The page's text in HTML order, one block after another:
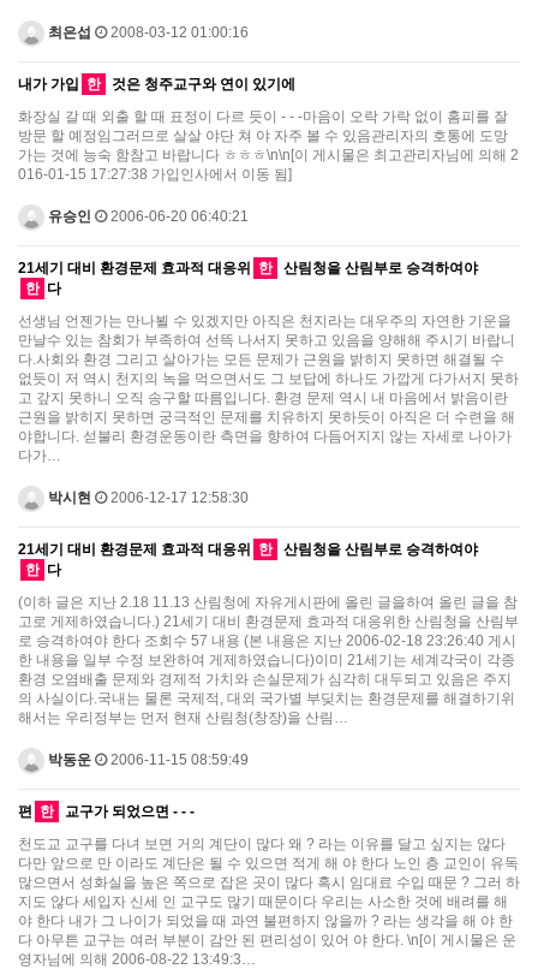
최은섭 2008-03-12 01:00:16
내가 가입 한
것은 청주교구와 연이 있기에
화장실 갈 때 외출 할 때 표정이 다르 듯이 - - -마음이 오락 가락 없이 홈피를 잘
방문 할 예정임그러므로 살살 야단 쳐 야 자주 볼 수 있음관리자의 호통에 도망
가는 것에 능숙 함참고 바랍니다 ㅎㅎㅎ\n\n[이 게시물은 최고관리자님에 의해 2
016-01-15 17:27:38 가입인사에서 이동 됨]
유승인 2006-06-20 06:40:21
21세기 대비 환경문제 효과적 대응위 한
산림청을 산림부로 승격하여야
한 다
선생님 언젠가는 만나뵐 수 있겠지만 아직은 천지라는 대우주의 자연한 기운을
만날수 있는 참회가 부족하여 선뜩 나서지 못하고 있음을 양해해 주시기 바랍니
다.사회와 환경 그리고 살아가는 모든 문제가 근원을 밝히지 못하면 해결될 수
없듯이 저 역시 천지의 녹을 먹으면서도 그 보답에 하나도 가깝게 다가서지 못하
고 갚지 못하니 오직 송구할 따름입니다. 환경 문제 역시 내 마음에서 밝음이란
근원을 밝히지 못하면 궁극적인 문제를 치유하지 못하듯이 아직은 더 수련을 해
야합니다. 섣불리 환경운동이란 측면을 향하여 다듬어지지 않는 자세로 나아가
다가…
박시현 2006-12-17 12:58:30
21세기 대비 환경문제 효과적 대응위 한
산림청을 산림부로 승격하여야
한 다
(이하 글은 지난 2.18 11.13 산림청에 자유게시판에 올린 글을하여 올린 글을 참
고로 게제하였습니다.) 21세기 대비 환경문제 효과적 대응위한 산림청을 산림부
로 승격하여야 한다 조회수 57 내용 (본 내용은 지난 2006-02-18 23:26:40 게시
한 내용을 일부 수정 보완하여 게제하였습니다)이미 21세기는 세계각국이 각종
환경 오염배출 문제와 경제적 가치와 손실문제가 심각히 대두되고 있음은 주지
의 사실이다.국내는 물론 국제적, 대외 국가별 부딪치는 환경문제를 해결하기위
해서는 우리정부는 먼저 현재 산림청(창장)을 산림…
박동운 2006-11-15 08:59:49
편 한
교구가 되었으면 - - -
천도교 교구를 다녀 보면 거의 계단이 많다 왜 ? 라는 이유를 달고 싶지는 않다
다만 앞으로 만 이라도 계단은 될 수 있으면 적게 해 야 한다 노인 층 교인이 유독
많으면서 성화실을 높은 쪽으로 잡은 곳이 많다 혹시 임대료 수입 때문 ? 그러 하
지도 않다 세입자 신세 인 교구도 많기 때문이다 우리는 사소한 것에 배려를 해
야 한다 내가 그 나이가 되었을 때 과연 불편하지 않을까 ? 라는 생각을 해 야 한
다 아무튼 교구는 여러 부분이 감안 된 편리성이 있어 야 한다. \n[이 게시물은 운
영자님에 의해 2006-08-22 13:49:3…